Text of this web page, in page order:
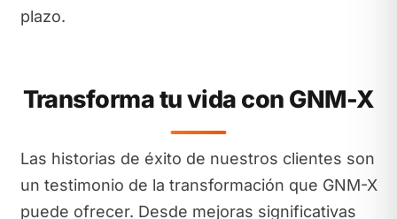
plazo.
Transforma tu vida con GNM-X
Las historias de éxito de nuestros clientes son
un testimonio de la transformación que GNM-X
puede ofrecer. Desde mejoras significativas